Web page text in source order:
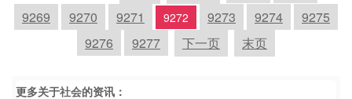
9269
9270 9271 9272 9273 9274
9275
9276
9277 下一页 末页
更多关于社会的资讯：